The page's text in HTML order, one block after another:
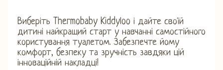
Виберіть Thermobaby Kiddyloo і дайте своїй
дитині найкращий старт у навчанні самостійного
користування туалетом. Забезпечте йому
комфорт, безпеку та зручність завдяки цій
інноваційній накладці!